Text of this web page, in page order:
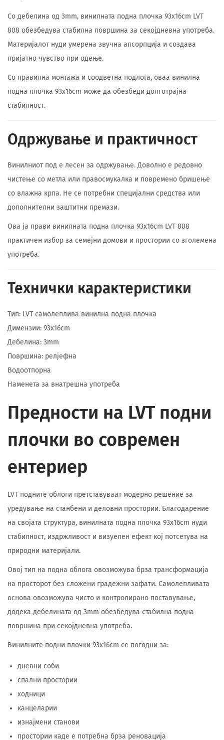
Со дебелина од 3mm, винилната подна плочка 93x16cm LVT
808 обезбедува стабилна површина за секојдневна употреба.
Материјалот нуди умерена звучна апсорпција и создава
пријатно чувство при одење.
Со правилна монтажа и соодветна подлога, оваа винилна
подна плочка 93x16cm може да обезбеди долготрајна
стабилност.
Одржување и практичност
Винилниот под е лесен за одржување. Доволно е редовно
чистење со метла или правосмукалка и повремено бришење
со влажна крпа. Не се потребни специјални средства или
дополнителни заштитни премази.
Ова ја прави винилната подна плочка 93x16cm LVT 808
практичен избор за семејни домови и простории со зголемена
употреба.
Технички карактеристики
Тип: LVT самолеплива винилна подна плочка
Димензии: 93x16cm
Дебелина: 3mm
Површина: релјефна
Водоотпорна
Наменета за внатрешна употреба
Предности на LVT подни
плочки во современ
ентериер
LVT подните облоги претставуваат модерно решение за
уредување на станбени и деловни простории. Благодарение
на својата структура, винилната подна плочка 93x16cm нуди
стабилност, издржливост и визуелен ефект кој потсетува на
природни материјали.
Овој тип на подна облога овозможува брза трансформација
на просторот без сложени градежни зафати. Самолепливата
основа овозможува чисто и контролирано поставување,
додека дебелината од 3mm обезбедува стабилна подна
површина при секојдневна употреба.
Винилните подни плочки 93x16cm се погодни за:
дневни соби
спални простории
ходници
канцеларии
изнајмени станови
простории каде е потребна брза реновација